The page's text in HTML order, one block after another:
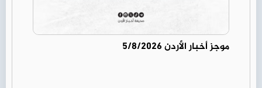
موجز أخبار الأردن 5/8/2026